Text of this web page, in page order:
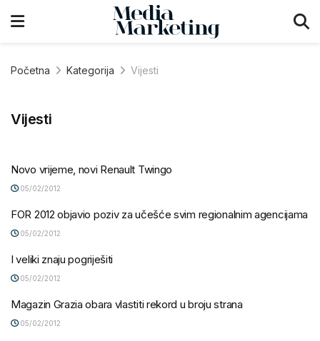
Početna Kategorija Vijesti
Vijesti
Novo vrijeme, novi Renault Twingo
05/02/2012
FOR 2012 objavio poziv za učešće svim regionalnim agencijama
05/02/2012
I veliki znaju pogriješiti
05/02/2012
Magazin Grazia obara vlastiti rekord u broju strana
05/02/2012